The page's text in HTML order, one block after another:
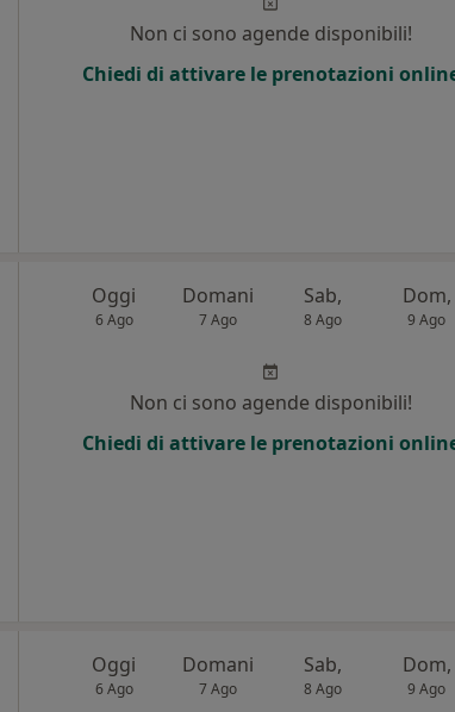
Non ci sono agende disponibili!
Chiedi di attivare le prenotazioni
Oggi
6 Ago
Domani
7 Ago
Sab,
8 Ago
Dom,
9 Ago
Non ci sono agende disponibili!
Chiedi di attivare le prenotazioni
Oggi
6 Ago
Domani
7 Ago
Sab,
8 Ago
Dom,
9 Ago